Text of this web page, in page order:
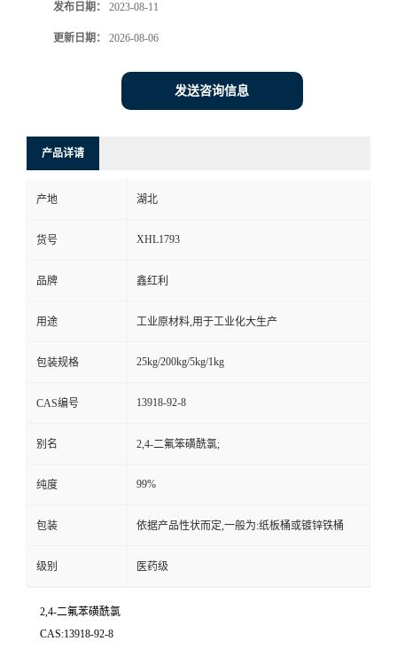
发布日期： 2023-08-11
更新日期： 2026-08-06
发送咨询信息
产品详请
产地 湖北
货号 XHL1793
品牌 鑫红利
用途 工业原材料,用于工业化大生产
包装规格 25kg/200kg/5kg/1kg
CAS编号 13918-92-8
别名 2,4-二氟笨磺酰氯;
纯度 99%
包装 依据产品性状而定,一般为:纸板桶或镀锌铁桶
级别 医药级
2,4-二氟苯磺酰氯
CAS:13918-92-8